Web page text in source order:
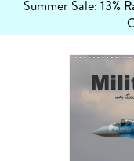
Summer Sale: 13%
erfahren